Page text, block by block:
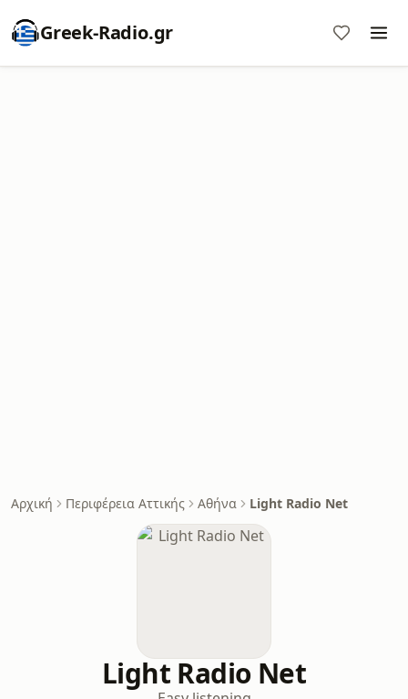
Greek-Radio.gr
Αρχική Περιφέρεια Αττικής Αθήνα Light Radio Net
Light Radio Net